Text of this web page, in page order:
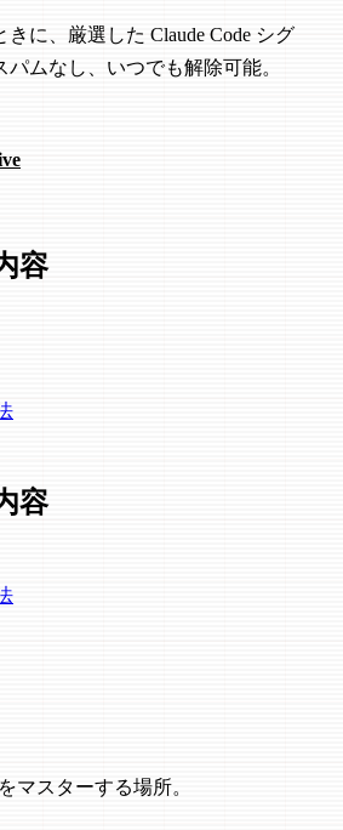
に、厳選した Claude Code シグ
ムなし、いつでも解除可能。
容
容
マスターする場所。